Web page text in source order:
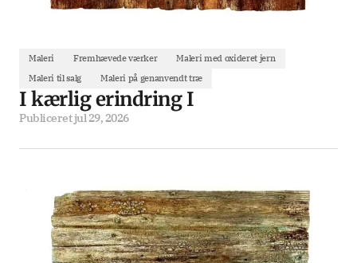
Maleri Fremhævede værker
Maleri med oxideret jern
Maleri til salg
Maleri på genanvendt træ
I kærlig erindring I
Publiceretjul 29, 2026